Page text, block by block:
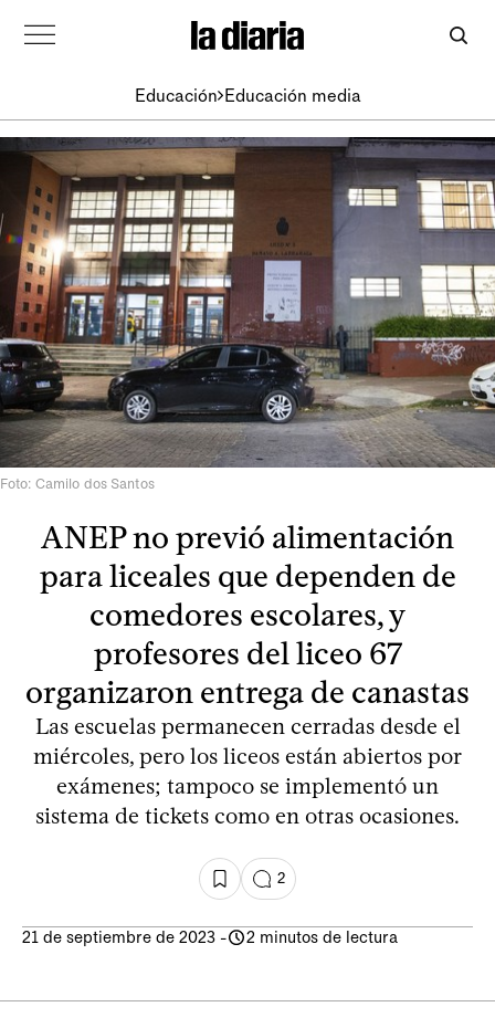
Educación Educación media
Foto: Camilo dos Santos
ANEP no previó alimentación
para liceales que dependen de
comedores escolares, y
profesores del liceo 67
organizaron entrega de canastas
Las escuelas permanecen cerradas desde el
miércoles, pero los liceos están abiertos por
exámenes; tampoco se implementó un
sistema de tickets como en otras ocasiones.
2
21 de septiembre de 2023 - 2 minutos de lectura